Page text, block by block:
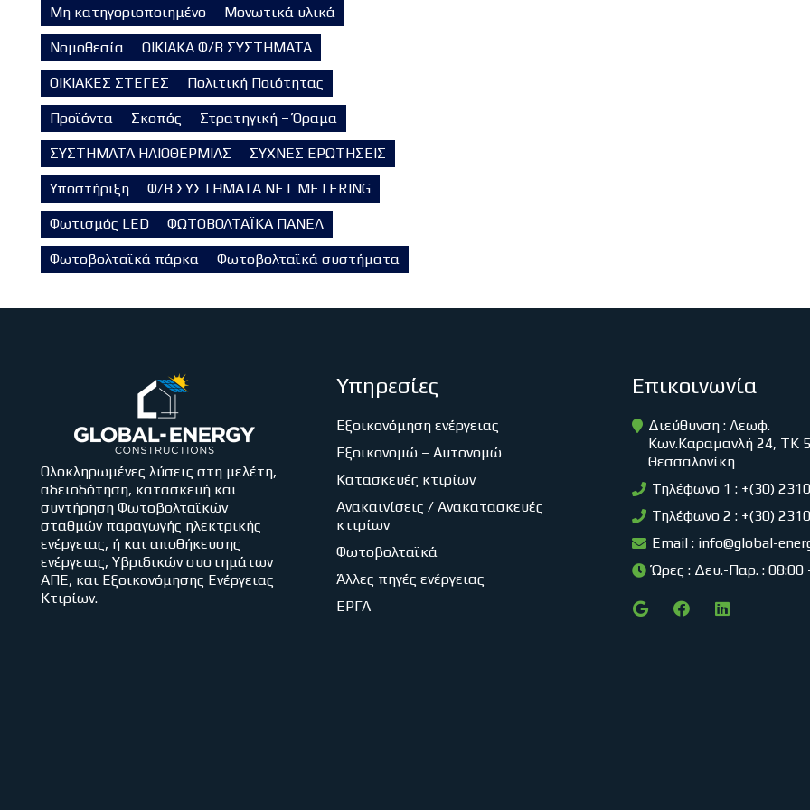
Μη κατηγοριοποιημένο Μονωτικά υλικά
Νομοθεσία ΟΙΚΙΑΚΑ Φ/Β ΣΥΣΤΗΜΑΤΑ
ΟΙΚΙΑΚΕΣ ΣΤΕΓΕΣ Πολιτική Ποιότητας
Προϊόντα Σκοπός Στρατηγική – Όραμα
ΣΥΣΤΗΜΑΤΑ ΗΛΙΟΘΕΡΜΙΑΣ ΣΥΧΝΕΣ ΕΡΩΤΗΣΕΙΣ
Υποστήριξη Φ/Β ΣΥΣΤΗΜΑΤΑ NET METERING
Φωτισμός LED ΦΩΤΟΒΟΛΤΑΪΚΑ ΠΑΝΕΛ
Φωτοβολταϊκά πάρκα Φωτοβολταϊκά συστήματα
Ολοκληρωμένες λύσεις στη μελέτη,
αδειοδότηση, κατασκευή και
συντήρηση Φωτοβολταϊκών
σταθμών παραγωγής ηλεκτρικής
ενέργειας, ή και αποθήκευσης
ενέργειας, Υβριδικών συστημάτων
ΑΠΕ, και Εξοικονόμησης Ενέργειας
Κτιρίων.
Υπηρεσίες
Εξοικονόμηση ενέργειας
Εξοικονομώ – Αυτονομώ
Κατασκευές κτιρίων
Ανακαινίσεις / Ανακατασκευές
κτιρίων
Φωτοβολταϊκά
Άλλες πηγές ενέργειας
ΕΡΓΑ
Επικοινωνία
Διεύθυνση : Λεωφ.
Κων.Καραμανλή 24, ΤΚ
Θεσσαλονίκη
Τηλέφωνο 1 : +(30)
Τηλέφωνο 2 : +(30)
Email : info@global-
Ώρες : Δευ.-Παρ. : 08:00